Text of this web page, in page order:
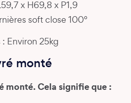
x H69,8 x P1,9
soft close 100°
: Environ 25kg
monté
monté. Cela signifie que :